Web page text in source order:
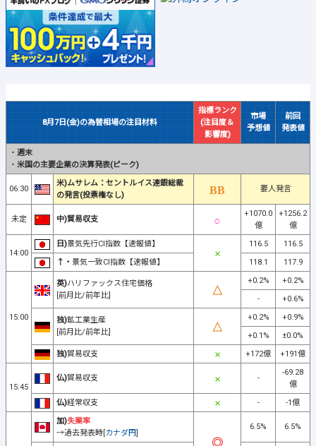
8月7日(金)の為替相場の注目材料
指標ランク
(注目度＆
影響度)
市場
予想値
前回
発表値
・ 週末
・ 米国の主要企業の決算発表(ピーク)
06:30
米)ムサレム：セントルイス連銀総裁
の発言(投票権なし)
要人発言
未定 中)貿易収支
+1070.0
億
+1256.2
億
14:00
日)景気先行CI指数【速報値】 116.5
116.5
↑・ 景気一致CI指数【速報値】 118.1 117.9
15:00
英)ハリファックス住宅価格
[前月比/前年比]
+0.2%
+0.2%
-
+0.6%
独)鉱工業生産
[前月比/前年比]
+0.2%
+0.9%
+0.1%
±0.0%
独)貿易収支 +172億 +191億
15:45
仏)貿易収支 -
-69.28
億
仏)経常収支 - -1億
加)失業率
→過去発表時[ カナダ円
6.5% 6.5%